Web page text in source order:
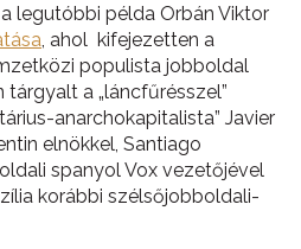
legutóbbi példa Orbán Viktor
, ahol kifejezetten a
populista jobboldal
tárgyalt a „láncfűrésszel”
anarchokapitalista” Javier
elnökkel, Santiago
spanyol Vox vezetőjével
korábbi szélsőjobboldali-